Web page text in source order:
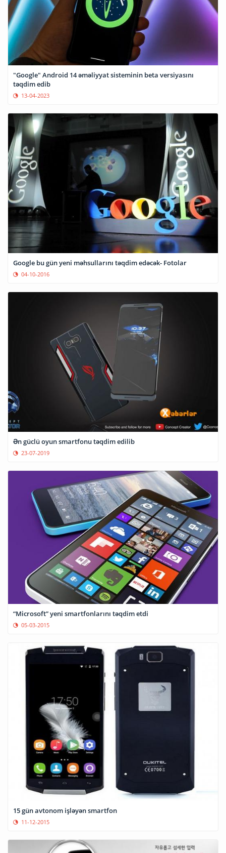
"Google" Android 14 əməliyyat sisteminin beta versiyasını
təqdim edib
13-04-2023
Google bu gün yeni məhsullarını təqdim edəcək- Fotolar
04-10-2016
Ən güclü oyun smartfonu təqdim edilib
23-07-2019
“Microsoft” yeni smartfonlarını təqdim etdi
05-03-2015
15 gün avtonom işləyən smartfon
11-12-2015